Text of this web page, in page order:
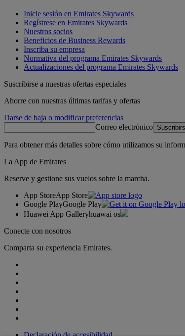
Inicie sesión en Emirates Skywards
Regístrese en Emirates Skywards
Nuestros socios
Beneficios de Business Rewards
Inscriba su empresa
Normativa del programa Emirates Skywards
Actualizaciones del programa Emirates Skywards
Suscribirse a nuestras ofertas especiales
Ahorre con nuestras últimas tarifas y ofertas
Darse de baja o modificar preferencias
Correo electrónico
Para obtener más detalles sobre cómo utilizamos su
La App de Emirates
Reserve y gestione sus vuelos sobre la marcha.
App StoreApp Store
Google PlayGoogle Play
Huawei App Galleryhuawai os
Conecte con nosotros
Comparta su experiencia Emirates.